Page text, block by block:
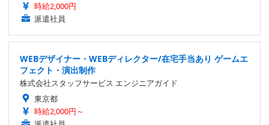
時給2,000円
派遣社員
WEBデザイナー・WEBディレクター/在宅手当あり ゲームエ
フェクト・演出制作
株式会社スタッフサービス エンジニアガイド
東京都
時給2,000円～